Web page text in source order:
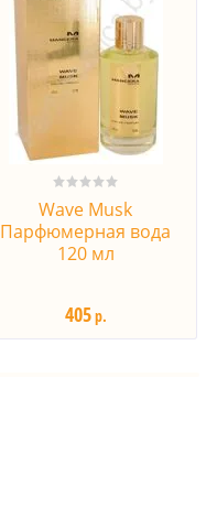
Wave Musk
Парфюмерная вода
120 мл
405р.